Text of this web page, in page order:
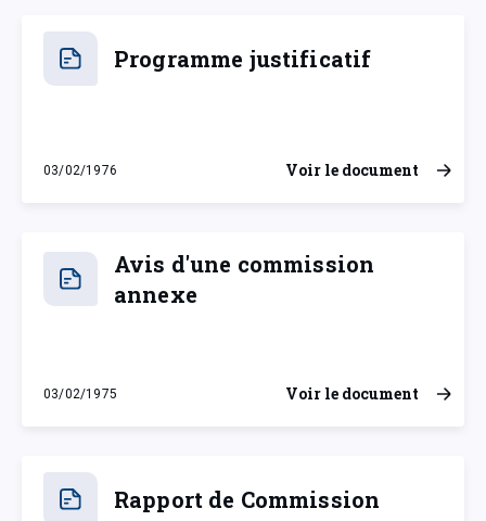
Programme justificatif
03/02/1976
mardi 3 février 1976
Voir le document
Avis d'une commission
annexe
03/02/1975
lundi 3 février 1975
Voir le document
Rapport de Commission